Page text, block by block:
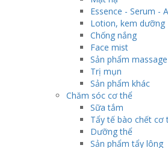
Essence - Serum -
Lotion, kem dưỡng
Chống nắng
Face mist
Sản phẩm
Trị mụn
Sản phẩm khác
Chăm sóc cơ thể
Sữa tắm
Tẩy tế bào chết cơ
Dưỡng thể
Sản phẩm tẩy lông